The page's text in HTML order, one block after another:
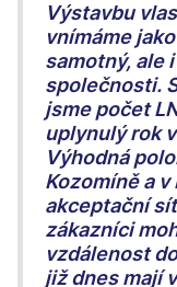
Výstavbu
vnímáme
samotný, ale
společnosti.
jsme počet
uplynulý rok
Výhodná
Kozomíně a
akceptační
zákazníci
vzdálenost
již dnes mají